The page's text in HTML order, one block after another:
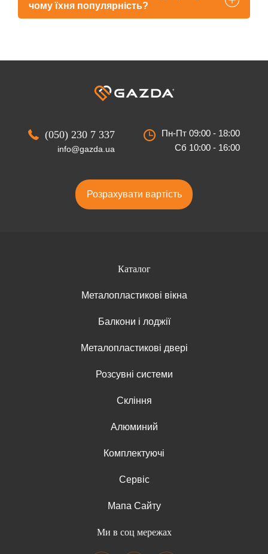
чому їхня популярність?
(050) 230 7 337
info@gazda.ua
Пн-Пт 09:00 - 18:00
Сб 10:00 - 16:00
Розрахувати вартість
Каталог
Металопластикові вікна
Балкони і лоджії
Металопластикові двері
Розсувні системи
Скління
Алюминий
Комплектуючі
Сервіс
Мапа Сайту
Ми в соц мережах